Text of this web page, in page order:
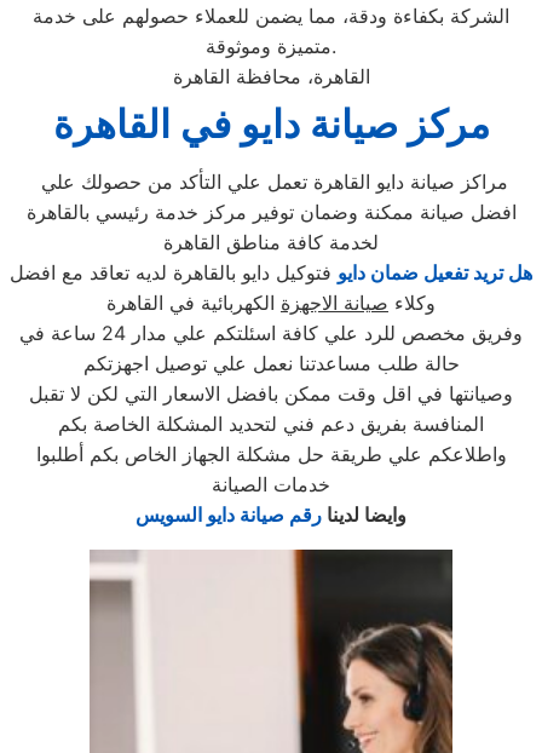
الشركة بكفاءة ودقة، مما يضمن للعملاء حصولهم على خدمة
متميزة وموثوقة.
القاهرة، محافظة القاهرة
مركز صيانة دايو في القاهرة
افضل صيانة ممكنة وضمان توفير مركز خدمة رئيسي بالقاهرة
لخدمة كافة مناطق القاهرة
هل تريد تفعيل ضمان دايو فتوكيل دايو بالقاهرة لديه تعاقد مع افضل
وكلاء صيانة الاجهزة الكهربائية في القاهرة
وفريق مخصص للرد علي كافة اسئلتكم علي مدار 24 ساعة في
حالة طلب مساعدتنا نعمل علي توصيل اجهزتكم
وصيانتها في اقل وقت ممكن بافضل الاسعار التي لكن لا تقبل
المنافسة بفريق دعم فني لتحديد المشكلة الخاصة بكم
واطلاعكم علي طريقة حل مشكلة الجهاز الخاص بكم أطلبوا
خدمات الصيانة
وايضا لدينا رقم صيانة دايو السويس